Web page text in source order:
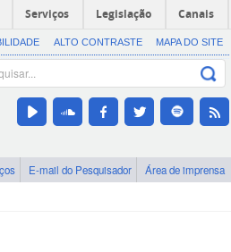
Serviços Legislação Canais
ALTO CONTRASTE MAPA DO SITE
E-mail do Pesquisador Área de imprensa